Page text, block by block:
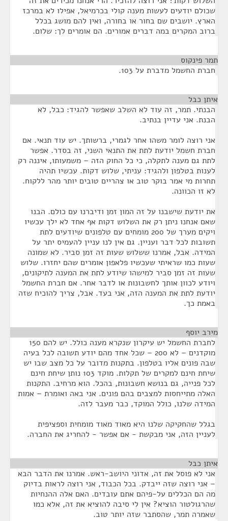
שכולם יודעים לעשות מענה קולי בכרמיאל, אפילו לא במרכז
הארץ. יושבים שם בחור או בחורה, ואין להם מושג בכלל
ברוב המקרים במה דברים אמורים. הם אומרים לך: שלום.
תמר פינקוס
חברת החשמל מדברת על 103.
איתן כבל
הבנתי. תמר, זה עוד לא השלב שאפשר להגיד: כבל, לא
הבנת. אני עדיין בנתיב.
אני רוצה לומר משהו אחר לגמרי, ברשותך. יש עוד תנאי. אם
חברת חשמל יודעת לתת את התנאי השני, זה בסדר. אפשר
לתת גם מענה לתקלה, כי כל החוק הזה – משמעותו, איננה רק
לענות בטלפון ולהגיד: עניתי, שלוש דקות. עכשיו תהיה
תחרות מי אמר בוקר טוב או צהריים טובים יותר מהר ללקוח.
לא זו הכוונה.
את יודעת שישבנו על זה המון זמן ודיברנו עם כולם. הבנו
שאם אנחנו ניתן רק את השלוש דקות אף אחד לא ילך עכשיו
ויקים מערך של 200 מומחים עם טלפונים שיודעים לתת
תשובות לכל דבר ועניין. גם אין לנו עניין להעמיס יתר על
המידה. אבל, אמרנו ששלוש שעות זה זמן סביר. לא שמונה
שעות כמו שראיתי שעכשיו פלאפון אומרים שהם יחזרו. שלוש
שעות זה זמן סביר למישהו שיודע לתת את המענה לתיקונים,
ויודע לכוון אותך לחשבונות או לדבר אחר. אם חברת החשמל
יודעת לתת את המענה הזה, אני בעד. אבל, צריך להוכיח שזה
באמת כך.
מירב יוסף
לחברת החשמל יש עיקרון שנקרא מענה כולל. יש להם 150
מוקדנים – לא 200 – שכל אחד מהם יודע תשובה לכל בעיה
שבה פונים אליו בטלפון. בתקנות מדובר על כל מצב שבו יש
שיחת חינם למקרים של תקלות. מוקד 103 נותן שיחת חינם
לכל פנייה, גם בנושא חשבונות, בהכל. הוא מרחיב. התקנות
האלה מתייחסות למצבים בהם פונים. אני באה ואומרת – אמות
המידה שלנו, כולל המוקד, כבר מעבר לזה.
בגלל שהחקיקה שלנו היא מאוד מאוד מומחית וספציפית
לעניין הזה, אני מבקשת - אם אפשר - להחריג את החברה.
איתן כבל
אני לא פוסל את זה, אדוני היושב-ראש. אמרנו את הדבר הבא
– אני רוצה שזה ייבדק. בכל הכבוד, אני רוצה לראות בדיוק
מה הם הכללים על-פיהם אתם עובדים. האם אלה ההנחיות
שהרגולטור הוציא? אין לי סיבה להוציא את זה, אלא כמו
שאמרה תמר, שהסתבר שזה יותר טוב.